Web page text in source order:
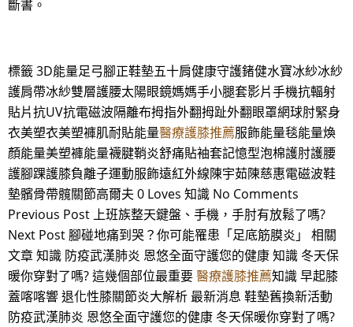
斷書。
標籤 3D能量足弓腳正鞋墊五十肩健康守護鍺健水寶冰紗冰紗
護肩帶冰紗雙層護腰太陽眼鏡媽媽手小腿套影片手機抗輻射
貼片抗UV抗電磁波隔離布拇指外翻拇趾外翻眼罩網球肘緊身
衣美塑衣美塑褲肌耐貼能量醫療護膝推薦服飾能量毯能量煥
顏能量美塑褲能量襪腱鞘炎舒痛貼袖套記憶型泡棉護肘護腰
護腳踝護膝負離子運動服飾遠紅外線陳宇茹陳慈惠電磁波鞋
墊髕骨帶髖關節高爾夫 0 Loves 知識 No Comments
Previous Post 上班族整天鍵盤、手機，手肘有放鬆了嗎?
Next Post 腳碰地痛到哭？你可能罹患「足底筋膜炎」 相關
文章 知識 防疫武漢肺炎 恩悠全面守護您的健康 知識 冬天保
暖你穿對了嗎? 這幾個部位最重要醫療護膝推薦知識 早起膝
蓋喀喀響 退化性膝關節炎大解析 最新消息 鞋墊舊換新活動
防疫武漢肺炎 恩悠全面守護您的健康 冬天保暖你穿對了嗎?